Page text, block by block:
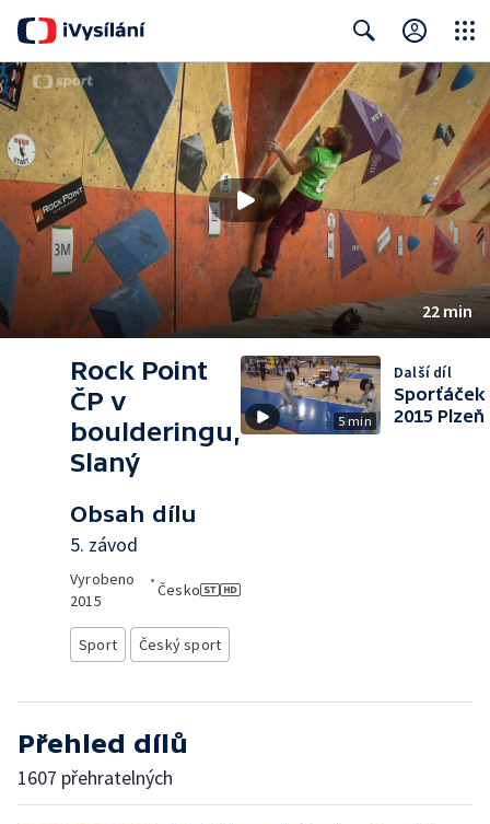
Search Close
22 min
Rock Point
ČP v
boulderingu,
Slaný
Obsah dílu
5. závod
Vyrobeno
2015
•
Česko
Sport Český sport
5 min
Další díl
Sporťáček
2015 Plzeň
Přehled dílů
1607 přehratelných